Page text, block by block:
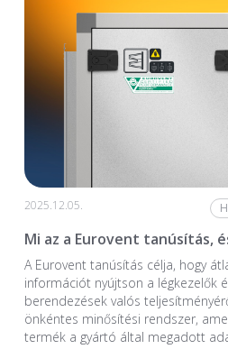
2025.12.05.
Mi az a Eurovent tanúsítás,
A Eurovent tanúsítás célja, hogy
információt nyújtson a légkezelők
berendezések valós
önkéntes minősítési rendszer,
termék a gyártó által megadott